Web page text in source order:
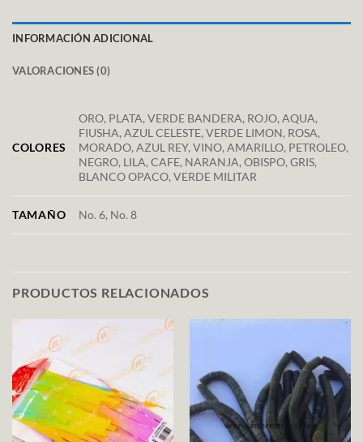
INFORMACIÓN ADICIONAL
VALORACIONES (0)
COLORES
ORO, PLATA, VERDE BANDERA, ROJO, AQUA,
FIUSHA, AZUL CELESTE, VERDE LIMON, ROSA,
MORADO, AZUL REY, VINO, AMARILLO, PETROLEO,
NEGRO, LILA, CAFE, NARANJA, OBISPO, GRIS,
BLANCO OPACO, VERDE MILITAR
TAMAÑO No. 6, No. 8
PRODUCTOS RELACIONADOS